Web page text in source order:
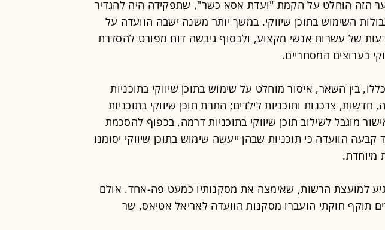
הזה הוחלט על הקמת "ועדת אסא כשר", שתפקידה היה להגדיר
השימוש בתוכן שיווקי. במשך יותר משנה ישבה הוועדה על
של עשרות אנשי מקצוע, ולבסוף גיבשה דוח מפורט להסדרת
בערוצים המסחריים.
בין השאר, איסור מוחלט על שימוש בתוכן שיווקי בתוכניות
חדשות, צרכנות ותוכניות לילדים; התרת תוכן שיווקי בתוכניות
מוגבל לשילוב תוכן שיווקי בתוכניות דרמה, בכפוף להסכמת
קבעה הוועדה כי תוכניות שבהן ייעשה שימוש בתוכן שיווקי יסומנו
מיוחדת.
למועצת הרשות, שאימצה את מסקנותיו כמעט פה-אחד. אולם
תוקף חוקתי הועברו מסקנות הוועדה לאריאל אטיאס, שר